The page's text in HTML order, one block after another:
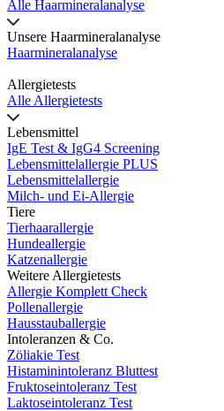
Alle Haarmineralanalyse
Unsere Haarmineralanalyse
Haarmineralanalyse
Allergietests
Alle Allergietests
Lebensmittel
IgE Test & IgG4 Screening
Lebensmittelallergie PLUS
Lebensmittelallergie
Milch- und Ei-Allergie
Tiere
Tierhaarallergie
Hundeallergie
Katzenallergie
Weitere Allergietests
Allergie Komplett Check
Pollenallergie
Hausstauballergie
Intoleranzen & Co.
Zöliakie Test
Histaminintoleranz Bluttest
Fruktoseintoleranz Test
Laktoseintoleranz Test